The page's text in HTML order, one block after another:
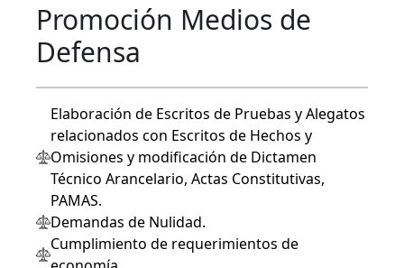
Promoción Medios de
Defensa
Elaboración de Escritos de Pruebas y Alegatos
relacionados con Escritos de Hechos y
Omisiones y modificación de Dictamen
Técnico Arancelario, Actas Constitutivas,
PAMAS.
Demandas de Nulidad.
Cumplimiento de requerimientos de